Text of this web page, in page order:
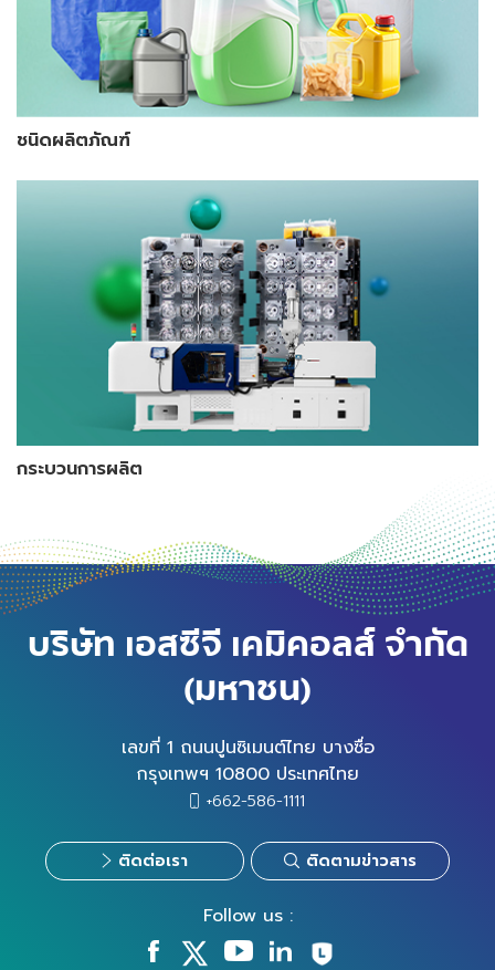
ชนิดผลิตภัณฑ์
กระบวนการผลิต
บริษัท เอสซีจี เคมิคอลส์ จำกัด
(มหาชน)
เลขที่ 1 ถนนปูนซิเมนต์ไทย บางซื่อ
กรุงเทพฯ 10800 ประเทศไทย
+662-586-1111
ติดต่อเรา ติดตามข่าวสาร
Follow us :